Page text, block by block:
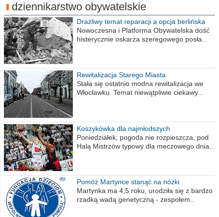
dziennikarstwo obywatelskie
Drażliwy temat reparacji a opcja berlińska
Nowoczesna i Platforma Obywatelska dość
histerycznie oskarża szeregowego posła..
Rewitalizacja Starego Miasta
Stała się ostatnio modna rewitalizacja we
Włocławku. Temat niewątpliwie ciekawy...
Koszykówka dla najmłodszych
Poniedziałek, pogoda nie rozpieszcza, pod
Halą Mistrzów typowy dla meczowego dnia..
Pomóż Martynce stanąć na nóżki
Martynka ma 4,5 roku, urodziła się z bardzo
rzadką wadą genetyczną - zespołem..